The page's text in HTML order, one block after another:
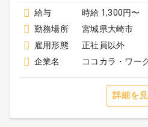
給与
時給 1,300円〜
勤務場所
宮城県大崎市
雇用形態
正社員以外
企業名
ココカラ・ワー
詳細を